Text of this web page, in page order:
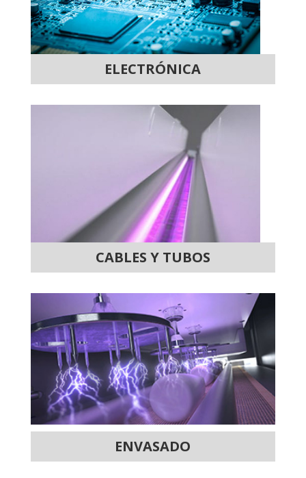
ELECTRÓNICA
CABLES Y TUBOS
ENVASADO